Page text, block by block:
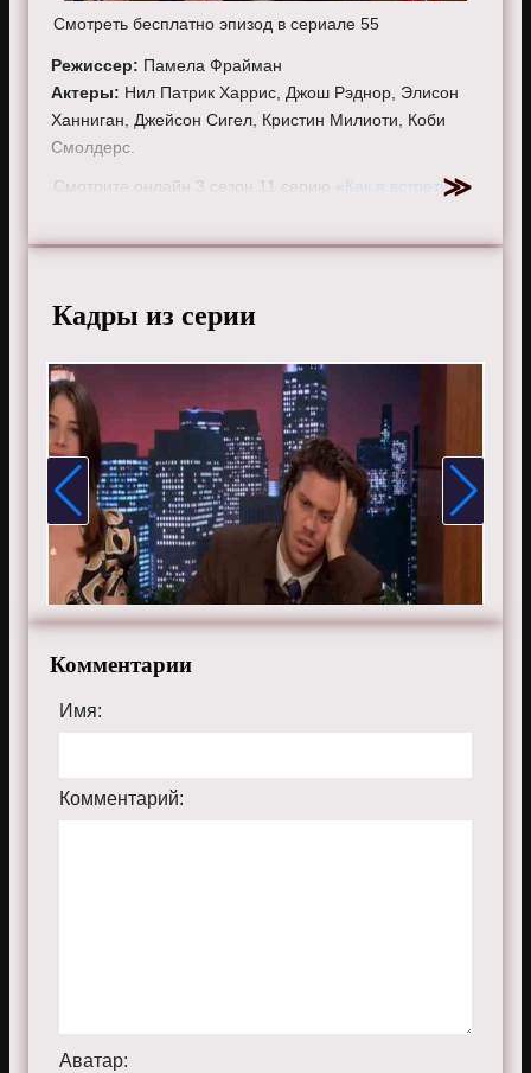
Смотреть бесплатно эпизод в сериале 55
Режиссер: Памела Фрайман
Актеры: Нил Патрик Харрис, Джош Рэднор, Элисон
Ханниган, Джейсон Сигел, Кристин Милиоти, Коби
Смолдерс.
Смотрите онлайн 3 сезон 11 серию « Как я встретил
телефоне, планшете, пк или телевизоре на сайте
Кадры из серии
Комментарии
Имя:
Комментарий:
Аватар: